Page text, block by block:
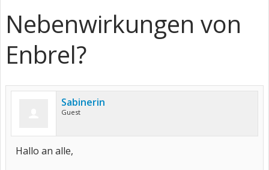
Nebenwirkungen von
Enbrel?
Sabinerin
Guest
Hallo an alle,